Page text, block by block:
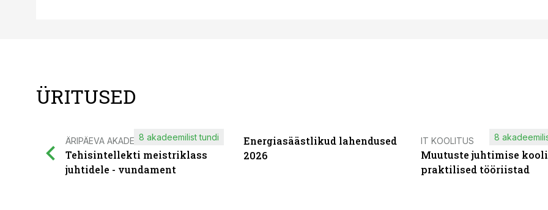
ÜRITUSED
ÄRIPÄEVA AKADEEMIA
Tehisintellekti meistriklass
juhtidele - vundament
8 akadeemilist tundi
Energiasäästlikud lahendused
2026
IT KOOLITUS
Muutuste juhtimise
praktilised tööriistad
8